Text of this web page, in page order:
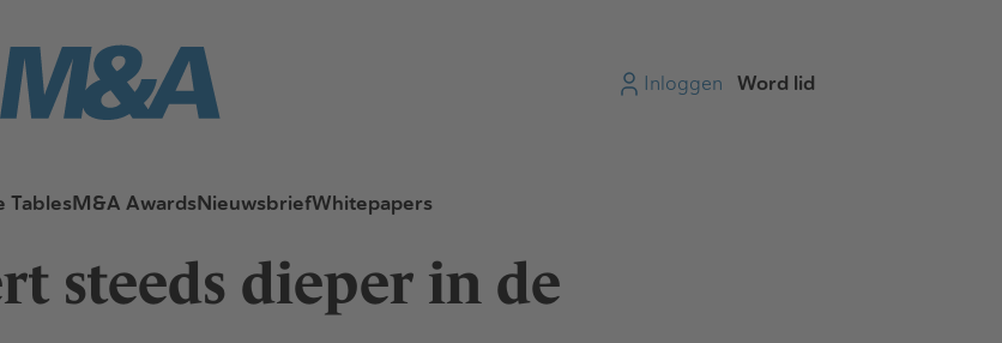
Inloggen Word lid
TablesM&A AwardsNieuwsbriefWhitepapers
steeds dieper in de